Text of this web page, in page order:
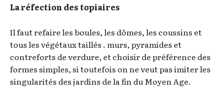
La réfection des topiaires
Il faut refaire les boules, les dômes, les coussins et
tous les végétaux taillés . murs, pyramides et
contreforts de verdure, et choisir de préférence des
formes simples, si toutefois on ne veut pas imiter les
singularités des jardins de la fin du Moyen Age.